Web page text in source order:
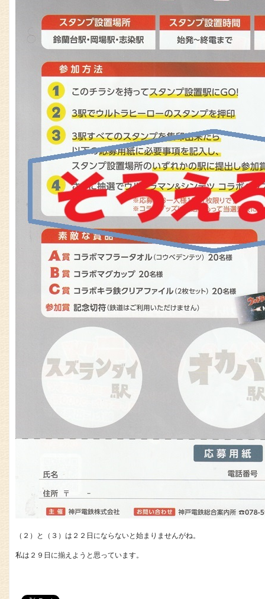
（２）と（３）は２２日にならないと始まりませんがね。
私は２９日に揃えようと思っています。